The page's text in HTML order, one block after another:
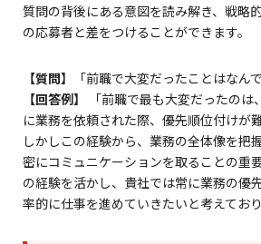
質問の背後にある意図を読み解き、戦略
の応募者と差をつけることができます。
【質問】
「前職で大変だったことはなん
【回答例】
「前職で最も大変だったの
に業務を依頼された際、優先順位付けが
しかしこの経験から、業務の全体像を把
密にコミュニケーションを取ることの重
の経験を活かし、貴社では常に業務の優
率的に仕事を進めていきたいと考えており